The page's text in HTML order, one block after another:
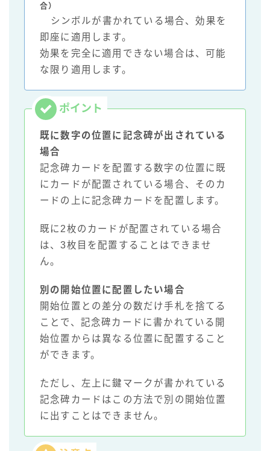
合）
シンボルが書かれている場合、効果を
即座に適用します。
効果を完全に適用できない場合は、可能
な限り適用します。
既に数字の位置に記念碑が出されている
場合
記念碑カードを配置する数字の位置に既
にカードが配置されている場合、そのカ
ードの上に記念碑カードを配置します。
既に2枚のカードが配置されている場合
は、3枚目を配置することはできませ
ん。
別の開始位置に配置したい場合
開始位置との差分の数だけ手札を捨てる
ことで、記念碑カードに書かれている開
始位置からは異なる位置に配置すること
ができます。
ただし、左上に鍵マークが書かれている
記念碑カードはこの方法で別の開始位置
に出すことはできません。